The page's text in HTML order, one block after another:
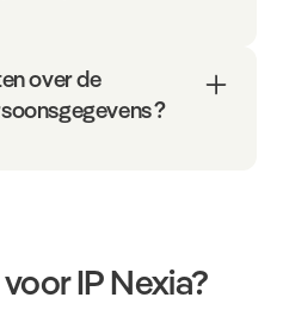
over de
?
IP Nexia?